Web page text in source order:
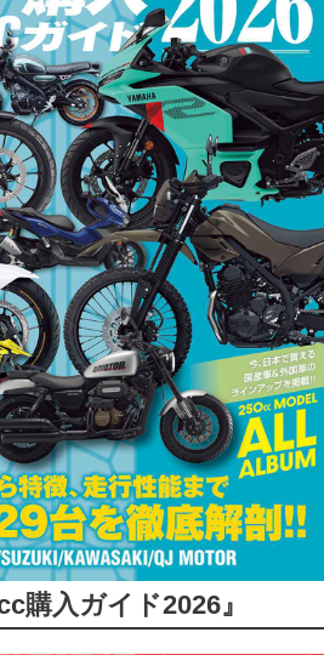
購入ガイド2026』